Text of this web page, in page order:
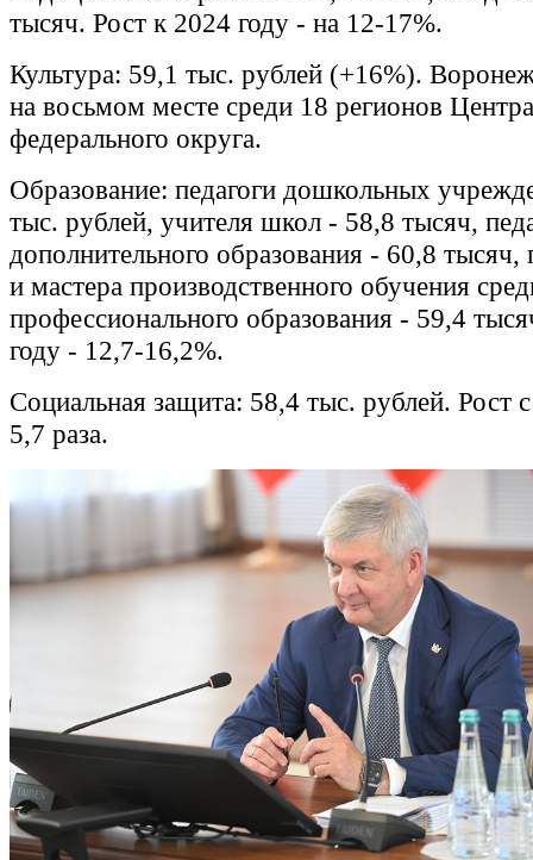
тысяч. Рост к 2024 году - на 12-17%.
Культура: 59,1 тыс. рублей (+16%).
на восьмом месте среди 18 регионов
федерального округа.
Образование: педагоги дошкольных
тыс. рублей, учителя школ - 58,8 тысяч,
дополнительного образования - 60,8 тысяч,
и мастера производственного обучения
профессионального образования - 59,4
году - 12,7-16,2%.
Социальная защита: 58,4 тыс. рублей. Рост
5,7 раза.